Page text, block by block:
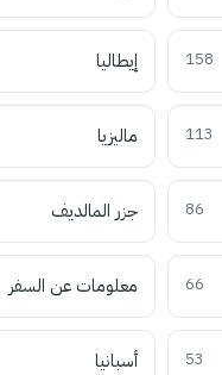
158 إيطاليا
113 ماليزيا
86 جزر المالديف
66 معلومات عن السفر
53 أسبانيا